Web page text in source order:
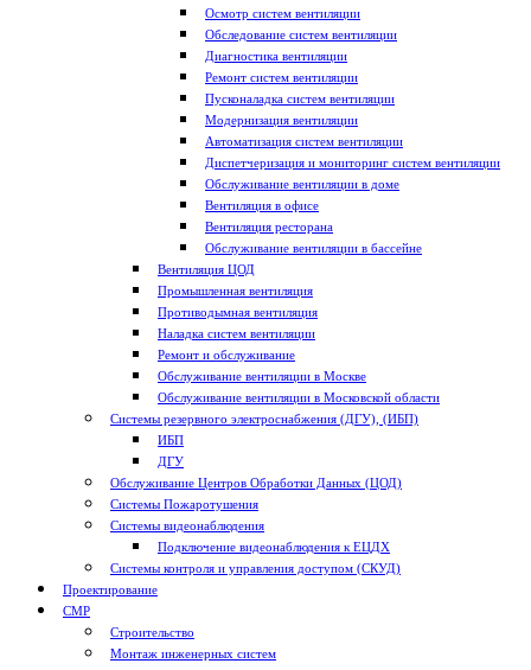
Осмотр систем вентиляции
Обследование систем вентиляции
Диагностика вентиляции
Ремонт систем вентиляции
Пусконаладка систем вентиляции
Модернизация вентиляции
Автоматизация систем вентиляции
Диспетчеризация и мониторинг систем вентиляции
Обслуживание вентиляции в доме
Вентиляция в офисе
Вентиляция ресторана
Обслуживание вентиляции в бассейне
Вентиляция ЦОД
Промышленная вентиляция
Противодымная вентиляция
Наладка систем вентиляции
Ремонт и обслуживание
Обслуживание вентиляции в Москве
Обслуживание вентиляции в Московской области
Системы резервного электроснабжения (ДГУ), (ИБП)
ИБП
ДГУ
Обслуживание Центров Обработки Данных (ЦОД)
Системы Пожаротушения
Системы видеонаблюдения
Подключение видеонаблюдения к ЕЦДХ
Системы контроля и управления доступом (СКУД)
Проектирование
СМР
Строительство
Монтаж инженерных систем